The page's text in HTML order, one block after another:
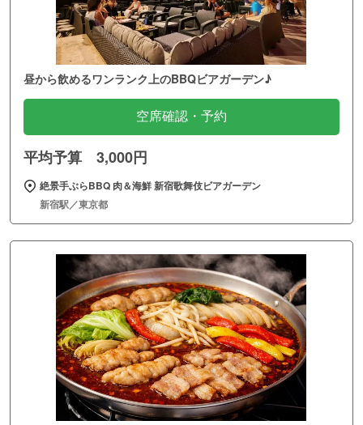
昼から飲めるワンランク上のBBQビアガーデン♪
空席確認・予約
平均予算 3,000円
絶景手ぶらBBQ 肉＆海鮮 新宿歌舞伎ビアガーデン
新宿駅／東京都